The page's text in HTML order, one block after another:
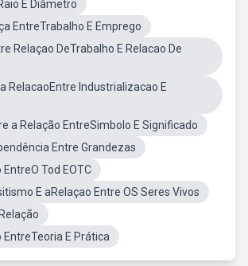
E Diâmetro
EntreTrabalho E Emprego
Relaçao DeTrabalho E Relacao De
RelacaoEntre Industrializacao E
a Relação EntreSimbolo E Significado
Entre Grandezas
Tod EOTC
E aRelaçao Entre OS Seres Vivos
EntreTeoria E Prática